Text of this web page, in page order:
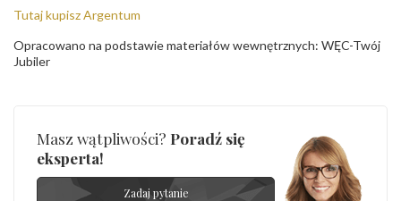
Tutaj kupisz Argentum
Opracowano na podstawie materiałów wewnętrznych: WĘC-Twój
Jubiler
Masz wątpliwości? Poradź się
eksperta!
Zadaj pytanie